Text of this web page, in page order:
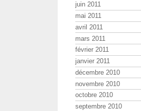
juin 2011
mai 2011
avril 2011
mars 2011
février 2011
janvier 2011
décembre 2010
novembre 2010
octobre 2010
septembre 2010